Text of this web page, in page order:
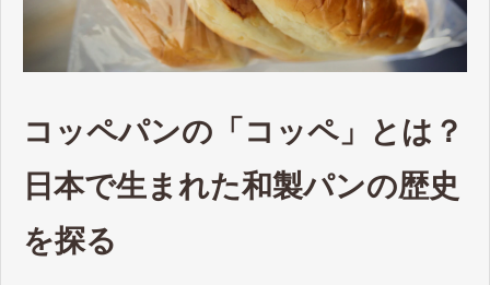
通販サイトのご案内
よくあるご質問
コッペパンの「コッペ」とは？
日本で生まれた和製パンの歴史
を探る